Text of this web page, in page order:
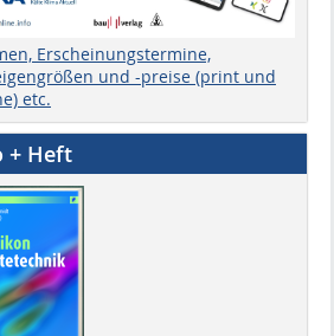
Erscheinungstermine,
und -preise (print und
etc.
+ Heft